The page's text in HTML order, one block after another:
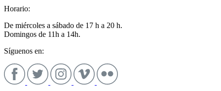
Horario:
De miércoles a sábado de 17 h a 20 h.
Domingos de 11h a 14h.
Síguenos en: